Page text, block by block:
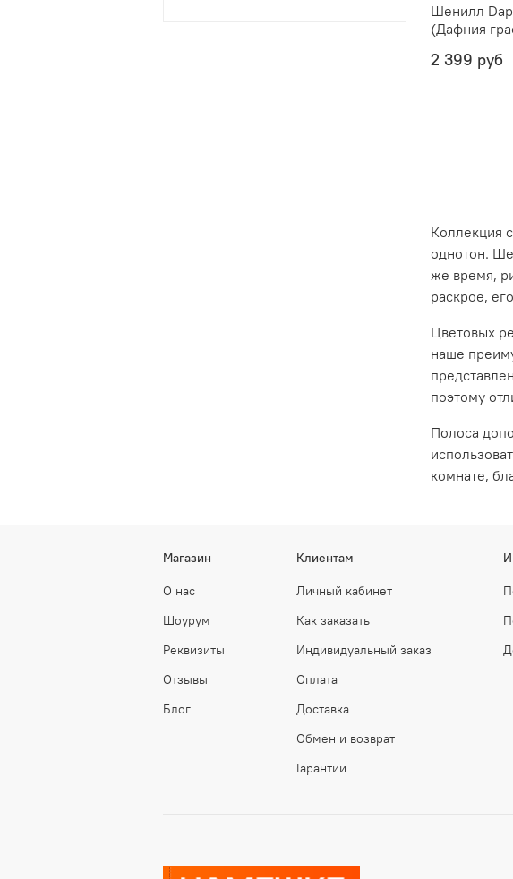
Шенилл
(Дафния
2 399 руб
Коллекция
однотон.
же время,
раскрое,
Цветовых
наше
поэтому
Полоса
комнате,
Магазин
О нас
Шоурум
Реквизиты
Отзывы
Блог
Клиентам
Личный кабинет
Как заказать
Индивидуальный заказ
Оплата
Доставка
Обмен и возврат
Гарантии